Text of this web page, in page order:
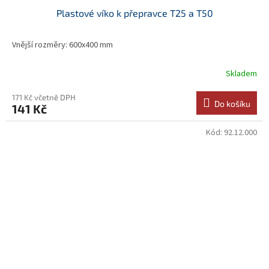
Plastové víko k přepravce T25 a T50
Vnější rozměry: 600x400 mm
Skladem
171 Kč včetně DPH
141 Kč Do košíku
Kód: 92.12.000